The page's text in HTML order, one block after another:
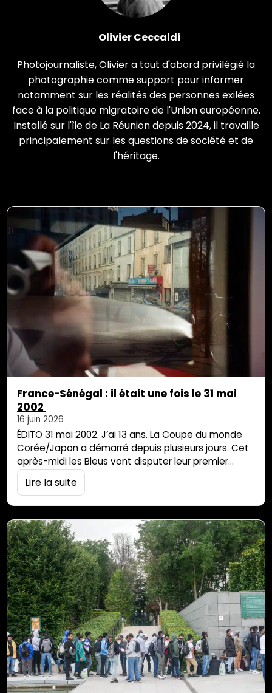
Olivier Ceccaldi
Photojournaliste, Olivier a tout d'abord privilégié la
photographie comme support pour informer
notamment sur les réalités des personnes exilées
face à la politique migratoire de l'Union européenne.
Installé sur l'île de La Réunion depuis 2024, il travaille
principalement sur les questions de société et de
l'héritage.
France-Sénégal : il était une fois le 31 mai
2002
16 juin 2026
ÉDITO 31 mai 2002. J’ai 13 ans. La Coupe du monde
Corée/Japon a démarré depuis plusieurs jours. Cet
après-midi les Bleus vont disputer leur premier
match contre le Sénégal. Tout le monde y croit, on
est champions du monde et d’Europe en titre. Les
Lire la suite